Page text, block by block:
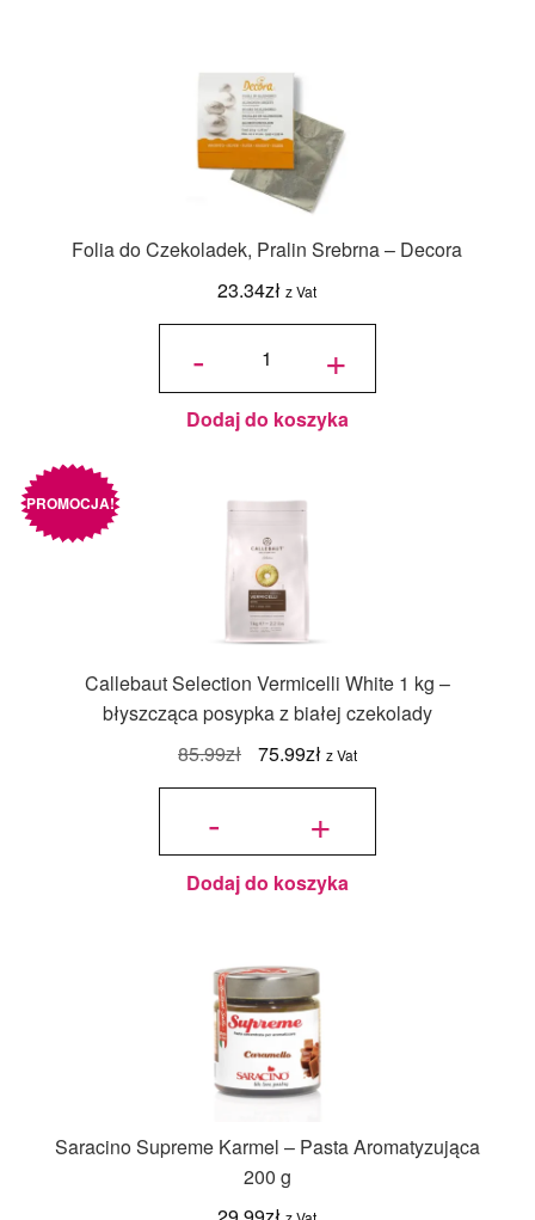
Folia do Czekoladek, Pralin Srebrna – Decora
23.34zł z Vat
-
ilość Folia
Czekoladek,
Pralin
Srebrna -
Decora +
Dodaj do koszyka
Callebaut Selection Vermicelli White 1 kg –
błyszcząca posypka z białej czekolady
PROMOCJA!
85.99zł
Pierwotna
cena
75.99złAktualna
cena
75.99zł.
z Vat
-
ilość
Vermicelli
White 1 kg
–
błyszcząca
posypka z
czekolady
+
Dodaj do koszyka
Saracino Supreme Karmel – Pasta Aromatyzująca
200 g